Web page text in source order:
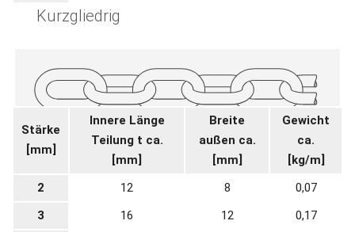
Kurzgliedrig
Stärke
[mm]
Innere Länge
Teilung t ca.
[mm]
Breite
außen ca.
[mm]
Gewicht
ca.
[kg/m]
2
12 8
0,07
3
16 12
0,17